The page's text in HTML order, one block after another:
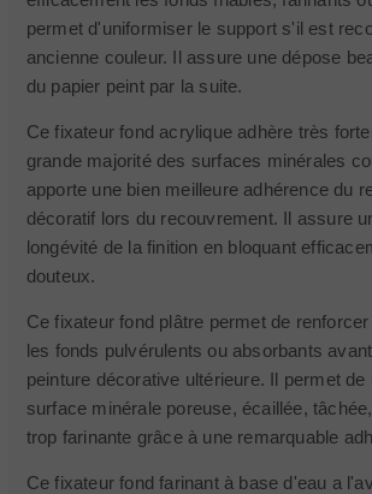
permet d'uniformiser le support s'il est
ancienne couleur. Il assure une dépose
du papier peint par la suite.
Ce fixateur fond acrylique adhère très
grande majorité des surfaces minérales
apporte une bien meilleure adhérence du
décoratif lors du recouvrement. Il assure
longévité de la finition en bloquant
douteux.
Ce fixateur fond plâtre permet de
les fonds pulvérulents ou absorbants
peinture décorative ultérieure. Il permet de
surface minérale poreuse, écaillée,
trop farinante grâce à une remarquable
Ce fixateur fond farinant à base d'eau a